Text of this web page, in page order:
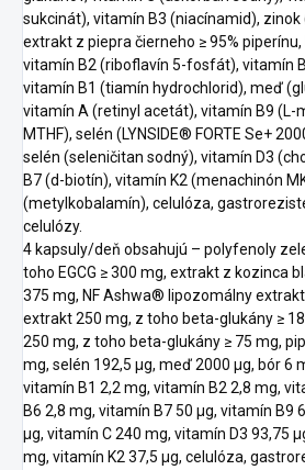
sukcinát), vitamín B3 (niacínamid),
extrakt z piepra čierneho ≥ 95%
vitamín B2 (riboflavín 5-fosfát), vitamín
vitamín B1 (tiamín hydrochlorid), meď
vitamín A (retinyl acetát), vitamín B9 (L-
MTHF), selén (LYNSIDE® FORTE Se+
selén (seleničitan sodný), vitamín D3
B7 (d-biotín), vitamín K2 (menachinón
(metylkobalamín), celulóza,
celulózy.
4 kapsuly/deň obsahujú – polyfenoly
toho EGCG ≥ 300 mg, extrakt z kozinca
375 mg, NF Ashwa® lipozomálny extrakt
extrakt 250 mg, z toho beta-glukány ≥
250 mg, z toho beta-glukány ≥ 75 mg,
mg, selén 192,5 μg, meď 2000 μg, bór 6
vitamín B1 2,2 mg, vitamín B2 2,8 mg,
B6 2,8 mg, vitamín B7 50 μg, vitamín B9
μg, vitamín C 240 mg, vitamín D3 93,75
mg, vitamín K2 37,5 μg, celulóza,